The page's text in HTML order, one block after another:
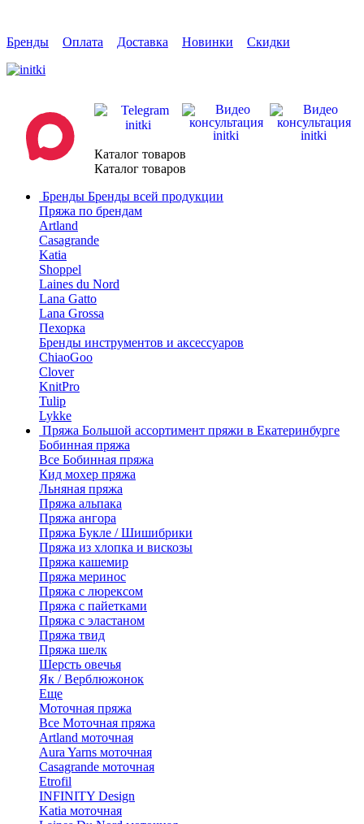
Бренды Оплата Доставка Новинки Скидки
Каталог товаров
Каталог товаров
Бренды Бренды всей продукции
Пряжа по брендам
Artland
Casagrande
Katia
Shoppel
Laines du Nord
Lana Gatto
Lana Grossa
Пехорка
Бренды инструментов и аксессуаров
ChiaoGoo
Clover
KnitPro
Tulip
Lykke
Пряжа Большой ассортимент пряжи в Екатеринбурге
Бобинная пряжа
Все Бобинная пряжа
Кид мохер пряжа
Льняная пряжа
Пряжа альпака
Пряжа ангора
Пряжа Букле / Шишибрики
Пряжа из хлопка и вискозы
Пряжа кашемир
Пряжа меринос
Пряжа с люрексом
Пряжа с пайетками
Пряжа с эластаном
Пряжа твид
Пряжа шелк
Шерсть овечья
Як / Верблюжонок
Еще
Моточная пряжа
Все Моточная пряжа
Artland моточная
Aura Yarns моточная
Casagrande моточная
Etrofil
INFINITY Design
Katia моточная